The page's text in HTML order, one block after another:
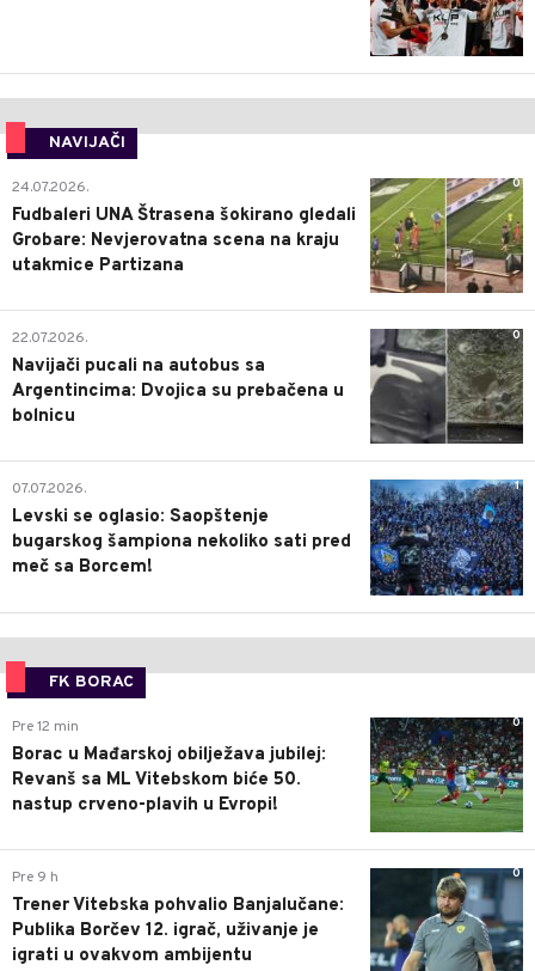
NAVIJAČI
0
24.07.2026.
Fudbaleri UNA Štrasena šokirano gledali
Grobare: Nevjerovatna scena na kraju
utakmice Partizana
0
22.07.2026.
Navijači pucali na autobus sa
Argentincima: Dvojica su prebačena u
bolnicu
1
07.07.2026.
Levski se oglasio: Saopštenje
bugarskog šampiona nekoliko sati pred
meč sa Borcem!
FK BORAC
0
Pre 12 min
Borac u Mađarskoj obilježava jubilej:
Revanš sa ML Vitebskom biće 50.
nastup crveno-plavih u Evropi!
0
Pre 9 h
Trener Vitebska pohvalio Banjalučane:
Publika Borčev 12. igrač, uživanje je
igrati u ovakvom ambijentu